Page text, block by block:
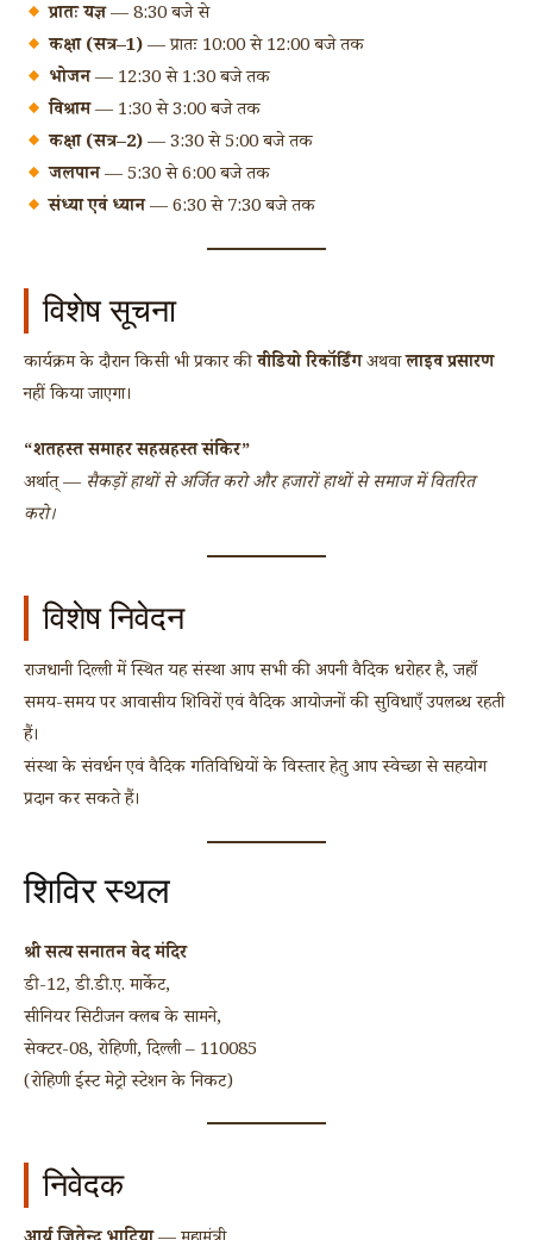
प्रातः यज्ञ— 8:30 बजे से
कक्षा (सत्र–1)— प्रातः 10:00 से 12:00 बजे तक
भोजन— 12:30 से 1:30 बजे तक
विश्राम— 1:30 से 3:00 बजे तक
कक्षा (सत्र–2)— 3:30 से 5:00 बजे तक
जलपान— 5:30 से 6:00 बजे तक
संध्या एवं ध्यान— 6:30 से 7:30 बजे तक
विशेष सूचना
कार्यक्रम के दौरान किसी भी प्रकार कीवीडियो रिकॉर्डिंगअथवालाइव प्रसारण
नहीं किया जाएगा।
“शतहस्त समाहर सहस्रहस्त संकिर”
अर्थात् — सैकड़ों हाथों से अर्जित करो और हजारों हाथों से समाज में वितरित
करो।
विशेष निवेदन
राजधानी दिल्ली में स्थित यह संस्था आप सभी की अपनी वैदिक धरोहर है, जहाँ
समय-समय पर आवासीय शिविरों एवं वैदिक आयोजनों की सुविधाएँ उपलब्ध रहती
हैं।
संस्था के संवर्धन एवं वैदिक गतिविधियों के विस्तार हेतु आप स्वेच्छा से सहयोग
प्रदान कर सकते हैं।
शिविर स्थल
श्री सत्य सनातन वेद मंदिर
डी-12, डी.डी.ए. मार्केट,
सीनियर सिटीजन क्लब के सामने,
सेक्टर-08, रोहिणी, दिल्ली – 110085
(रोहिणी ईस्ट मेट्रो स्टेशन के निकट)
निवेदक